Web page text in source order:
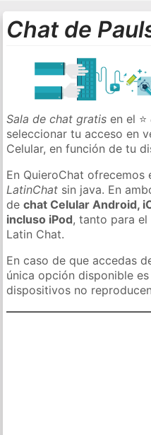
Chat de
Sala de chat gratis en el ⭐
seleccionar tu acceso en
Celular, en función de tu
En QuieroChat ofrecemos
LatinChat sin java. En
dechat Celular Android,
incluso iPod, tanto para
Latin Chat.
En caso de que accedas
única opción disponible
dispositivos no